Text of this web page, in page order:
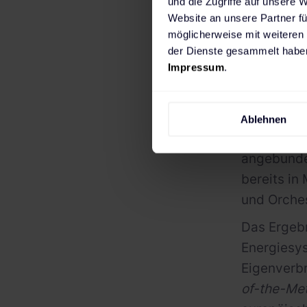
Website an unsere Partner
möglicherweise mit
der Dienste gesammelt
Impressum.
Ablehnen
deren
700
Systeme
House
bereits in
und
Das
of-the-